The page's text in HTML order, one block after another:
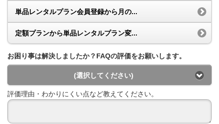
単品レンタルプラン会員登録から月の...
定額プランから単品レンタルプラン変...
お困り事は解決しましたか？FAQの評価をお願いします。
(選択してください)
評価理由・わかりにくい点など教えてください。